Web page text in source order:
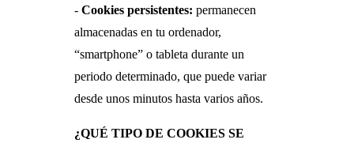
-Cookies persistentes: permanecen
almacenadas en tu ordenador,
“smartphone” o tableta durante un
periodo determinado, que puede variar
desde unos minutos hasta varios años.
¿QUÉ TIPO DE COOKIES SE